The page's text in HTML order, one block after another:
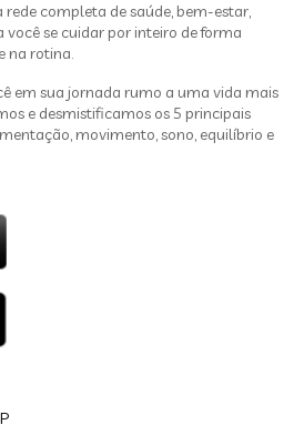
rede completa de saúde, bem-estar,
você se cuidar por inteiro de forma
na rotina.
em sua jornada rumo a uma vida mais
e desmistificamos os 5 principais
movimento, sono, equilíbrio e